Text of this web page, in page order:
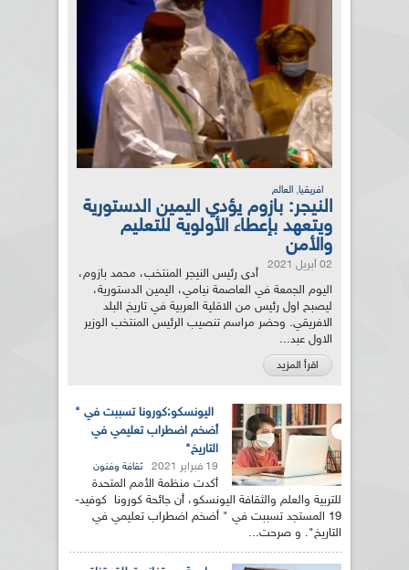
افريقيا, العالم
النيجر: بازوم يؤدي اليمين الدستورية
ويتعهد بإعطاء الأولوية للتعليم
والأمن
02 أبريل 2021
أدى رئيس النيجر المنتخب، محمد بازوم،
اليوم الجمعة في العاصمة نيامي، اليمين الدستورية،
ليصبح اول رئيس من الاقلية العربية في تاريخ البلد
الافريقي. وحضر مراسم تنصيب الرئيس المنتخب الوزير
الاول عبد...
اقرأ المزيد
اليونسكو:كورونا تسببت في "
أضخم اضطراب تعليمي في
التاريخ"
19 فبراير 2021 ثقافة وفنون
أكدت منظمة الأمم المتحدة
للتربية والعلم والثقافة اليونسكو، أن جائحة كورونا كوفيد-
19 المستجد تسببت في " أضخم اضطراب تعليمي في
التاريخ". و صرحت...